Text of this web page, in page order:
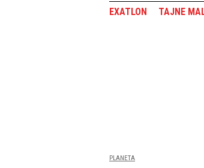
EXATLON TAJNE
PLANETA